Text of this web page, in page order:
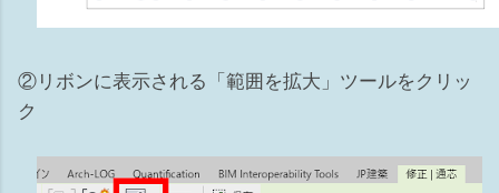
②リボンに表示される「範囲を拡大」ツールをクリッ
ク